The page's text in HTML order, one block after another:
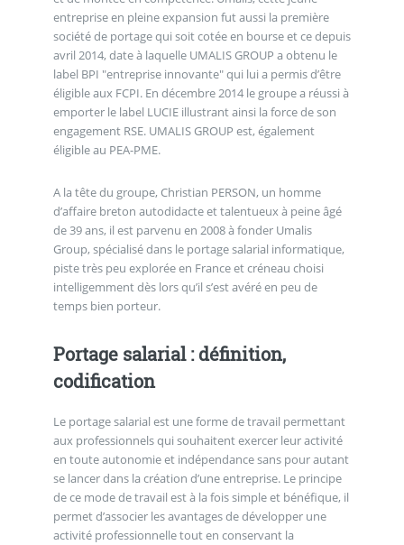
entreprise en pleine expansion fut aussi la première
société de portage qui soit cotée en bourse et ce depuis
avril 2014, date à laquelle UMALIS GROUP a obtenu le
label BPI "entreprise innovante" qui lui a permis d’être
éligible aux FCPI. En décembre 2014 le groupe a réussi à
emporter le label LUCIE illustrant ainsi la force de son
engagement RSE. UMALIS GROUP est, également
éligible au PEA-PME.
A la tête du groupe, Christian PERSON, un homme
d’affaire breton autodidacte et talentueux à peine âgé
de 39 ans, il est parvenu en 2008 à fonder Umalis
Group, spécialisé dans le portage salarial informatique,
piste très peu explorée en France et créneau choisi
intelligemment dès lors qu’il s’est avéré en peu de
temps bien porteur.
Portage salarial : définition,
codification
Le portage salarial est une forme de travail permettant
aux professionnels qui souhaitent exercer leur activité
en toute autonomie et indépendance sans pour autant
se lancer dans la création d’une entreprise. Le principe
de ce mode de travail est à la fois simple et bénéfique, il
permet d’associer les avantages de développer une
activité professionnelle tout en conservant la